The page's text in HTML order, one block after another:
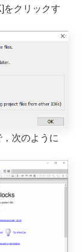
をクリックす
次のように